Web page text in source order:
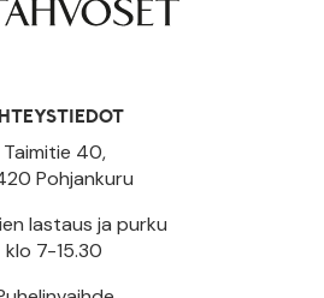
Taimitie 40,
Pohjankuru
lastaus ja purku
klo 7-15.30